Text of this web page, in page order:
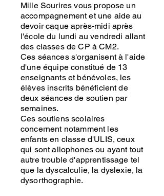
Mille Sourires vous propose un
accompagnement et une aide au
devoir caque après-midi après
l'école du lundi au vendredi allant
des classes de CP à CM2.
Ces séances s'organisent à l'aide
d'une équipe constitué de 13
enseignants et bénévoles, les
élèves inscrits bénéficient de
deux séances de soutien par
semaines.
Ces soutiens scolaires
concernent notamment les
enfants en classe d'ULIS, ceux
qui sont allophones ou ayant tout
autre trouble d'apprentissage tel
que la dyscalculie, la dyslexie, la
dysorthographie.